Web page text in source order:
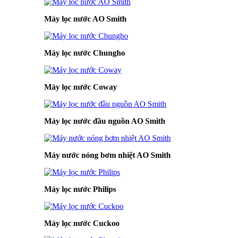
Máy lọc nước AO Smith
Máy lọc nước Chungho
Máy lọc nước Coway
Máy lọc nước đầu nguồn AO Smith
Máy nước nóng bơm nhiệt AO Smith
Máy lọc nước Philips
Máy lọc nước Cuckoo